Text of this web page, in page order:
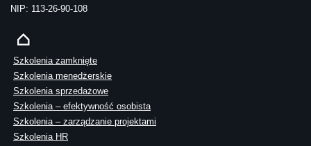
NIP: 113-26-90-108
Szkolenia zamknięte
Szkolenia menedżerskie
Szkolenia sprzedażowe
Szkolenia – efektywność osobista
Szkolenia – zarządzanie projektami
Szkolenia HR